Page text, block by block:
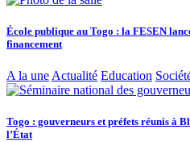
École publique au Togo : la FESEN
financement
A la une Actualité Education
Togo : gouverneurs et préfets réunis à
l’État